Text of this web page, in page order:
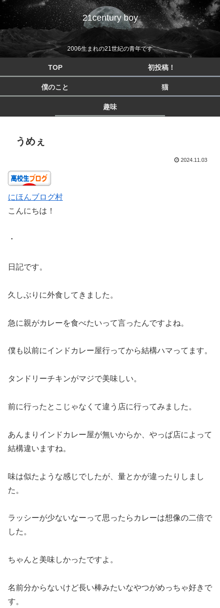
21century boy
2006生まれの21世紀の青年です
TOP 初投稿！
僕のこと 猫
趣味
うめぇ
2024.11.03
にほんブログ村
こんにちは！
・
日記です。
久しぶりに外食してきました。
急に親がカレーを食べたいって言ったんですよね。
僕も以前にインドカレー屋行ってから結構ハマってます。
タンドリーチキンがマジで美味しい。
前に行ったとこじゃなくて違う店に行ってみました。
あんまりインドカレー屋が無いからか、やっぱ店によって
結構違いますね。
味は似たような感じでしたが、量とかが違ったりしまし
た。
ラッシーが少ないなーって思ったらカレーは想像の二倍で
した。
ちゃんと美味しかったですよ。
名前分からないけど長い棒みたいなやつがめっちゃ好きで
す。